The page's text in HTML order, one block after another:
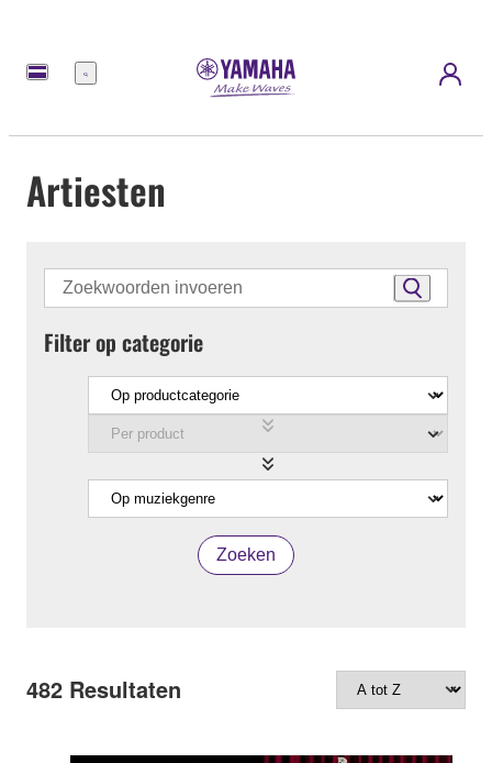
Menu
Artiesten
Filter op categorie
Zoeken
482 Resultaten